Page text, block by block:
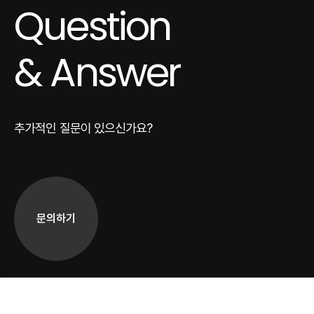
Question
& Answer
추가적인 질문이 있으신가요?
문의하기